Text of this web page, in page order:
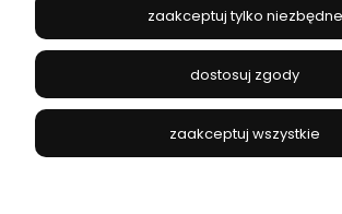
JANEX
504 545 749//E-mail:
zaakceptuj tylko niezbędne
dostosuj zgody
zaakceptuj wszystkie